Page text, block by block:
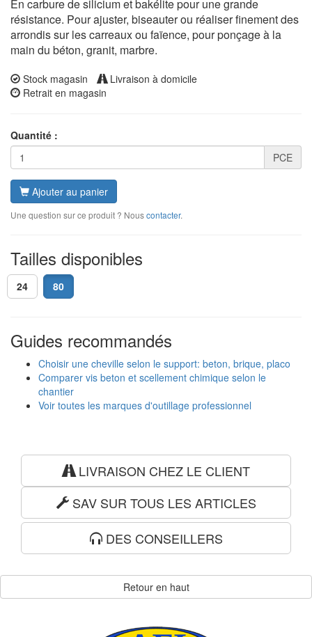
En carbure de silicium et bakélite pour une grande
résistance. Pour ajuster, biseauter ou réaliser finement des
arrondis sur les carreaux ou faïence, pour ponçage à la
main du béton, granit, marbre.
Stock magasin
Livraison à domicile
Retrait en magasin
Quantité :
PCE
Ajouter au panier
Une question sur ce produit ? Nouscontacter.
Tailles disponibles
24 80
Guides recommandés
Choisir une cheville selon le support: beton, brique, placo
Comparer vis beton et scellement chimique selon le
chantier
Voir toutes les marques d'outillage professionnel
LIVRAISON CHEZ LE CLIENT
SAV SUR TOUS LES ARTICLES
DES CONSEILLERS
Retour en haut